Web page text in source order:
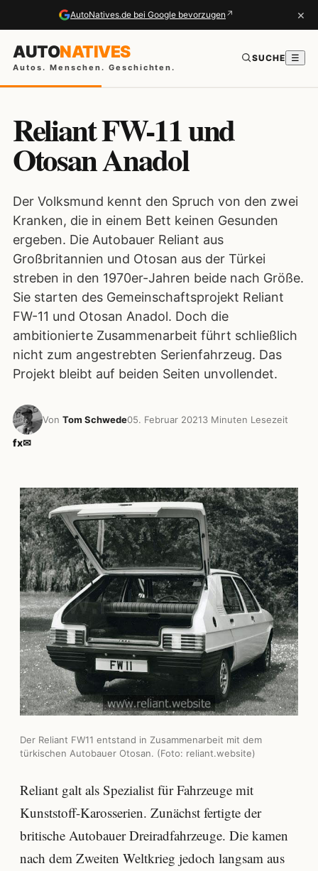
AutoNatives.de bei Google bevorzugen ↗ ×
AUTONATIVES
Autos. Menschen. Geschichten.
SUCHE ☰
Reliant FW-11 und
Otosan Anadol
Der Volksmund kennt den Spruch von den zwei
Kranken, die in einem Bett keinen Gesunden
ergeben. Die Autobauer Reliant aus
Großbritannien und Otosan aus der Türkei
streben in den 1970er-Jahren beide nach Größe.
Sie starten des Gemeinschaftsprojekt Reliant
FW-11 und Otosan Anadol. Doch die
ambitionierte Zusammenarbeit führt schließlich
nicht zum angestrebten Serienfahrzeug. Das
Projekt bleibt auf beiden Seiten unvollendet.
Von Tom Schwede05. Februar 20213 Minuten Lesezeit
fx✉
Der Reliant FW11 entstand in Zusammenarbeit mit dem
türkischen Autobauer Otosan. (Foto: reliant.website)
Reliant galt als Spezialist für Fahrzeuge mit
Kunststoff-Karosserien. Zunächst fertigte der
britische Autobauer Dreiradfahrzeuge. Die kamen
nach dem Zweiten Weltkrieg jedoch langsam aus